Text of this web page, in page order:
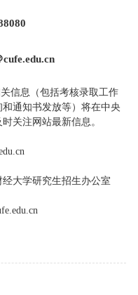
cufe.edu.cn
信息（包括考核录取工作
通知书发放等）将在中央
关注网站最新信息。
大学研究生招生办公室